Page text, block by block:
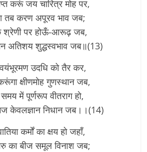
करूं जय चारित्र मोह पर,
तब करण अपूरव भाव जब;
श्रेणी पर होऊँ-आरूढ़ जब,
अतिशय शुद्धस्वभाव जब॥(13)
उदधि को तैर कर,
क्षीणमोह गुणस्थान जब,
में पूर्णरूप वीतराग हो,
केवलज्ञान निधान जब।।(14)
कर्मों का क्षय हो जहाँ,
का बीज समूल विनाश जब;